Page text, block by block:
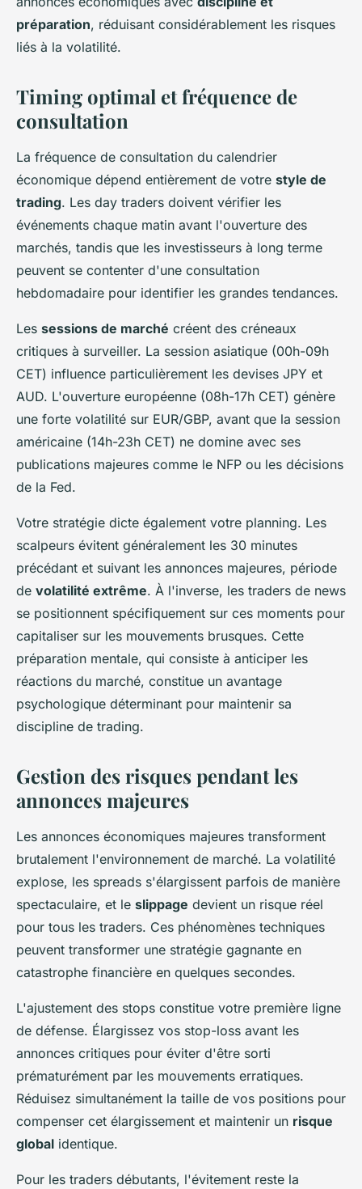
préparation, réduisant considérablement les risques
liés à la volatilité.
Timing optimal et fréquence de
consultation
La fréquence de consultation du calendrier
économique dépend entièrement de votre style de
trading. Les day traders doivent vérifier les
événements chaque matin avant l'ouverture des
marchés, tandis que les investisseurs à long terme
peuvent se contenter d'une consultation
hebdomadaire pour identifier les grandes tendances.
Les sessions de marché créent des créneaux
critiques à surveiller. La session asiatique (00h-09h
CET) influence particulièrement les devises JPY et
AUD. L'ouverture européenne (08h-17h CET) génère
une forte volatilité sur EUR/GBP, avant que la session
américaine (14h-23h CET) ne domine avec ses
publications majeures comme le NFP ou les décisions
de la Fed.
Votre stratégie dicte également votre planning. Les
scalpeurs évitent généralement les 30 minutes
précédant et suivant les annonces majeures, période
de volatilité extrême. À l'inverse, les traders de news
se positionnent spécifiquement sur ces moments pour
capitaliser sur les mouvements brusques. Cette
préparation mentale, qui consiste à anticiper les
réactions du marché, constitue un avantage
psychologique déterminant pour maintenir sa
discipline de trading.
Gestion des risques pendant les
annonces majeures
Les annonces économiques majeures transforment
brutalement l'environnement de marché. La volatilité
explose, les spreads s'élargissent parfois de manière
spectaculaire, et le slippage devient un risque réel
pour tous les traders. Ces phénomènes techniques
peuvent transformer une stratégie gagnante en
catastrophe financière en quelques secondes.
L'ajustement des stops constitue votre première ligne
de défense. Élargissez vos stop-loss avant les
annonces critiques pour éviter d'être sorti
prématurément par les mouvements erratiques.
Réduisez simultanément la taille de vos positions pour
compenser cet élargissement et maintenir un risque
global identique.
Pour les traders débutants, l'évitement reste la